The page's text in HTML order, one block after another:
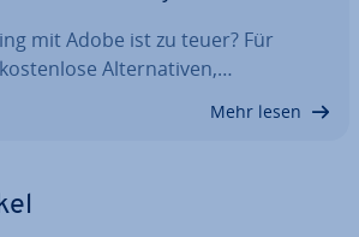
mit Adobe ist zu teuer? Für
Al­ter­na­ti­ven,…
Mehr lesen